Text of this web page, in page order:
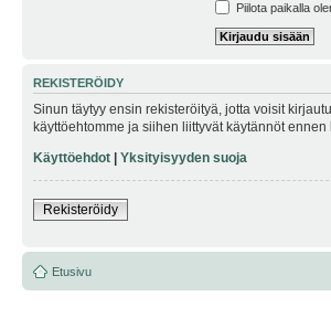
Piilota paikalla
REKISTERÖIDY
Sinun täytyy ensin rekisteröityä, jotta voisit
käyttöehtomme ja siihen liittyvät käytännöt
Käyttöehdot | Yksityisyyden suoja
Rekisteröidy
Etusivu